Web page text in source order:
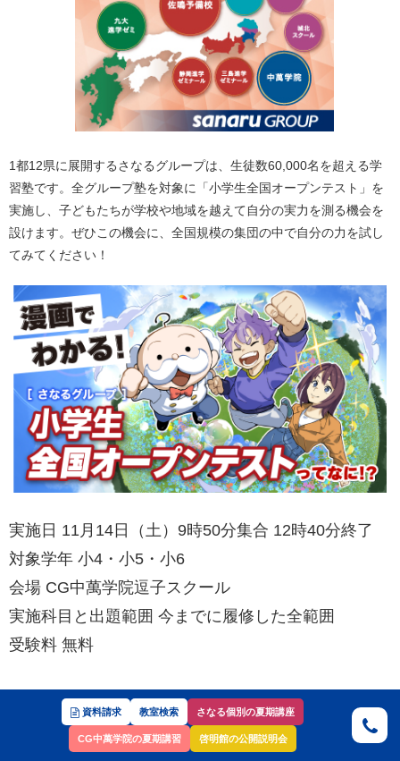
1都12県に展開するさなるグループは、生徒数60,000名を超える学
習塾です。全グループ塾を対象に「小学生全国オープンテスト」を
実施し、子どもたちが学校や地域を越えて自分の実力を測る機会を
設けます。ぜひこの機会に、全国規模の集団の中で自分の力を試し
てみてください！
実施日 11月14日（土）9時50分集合 12時40分終了
対象学年 小4・小5・小6
会場 CG中萬学院逗子スクール
実施科目と出題範囲 今までに履修した全範囲
受験料 無料
資料請求 教室検索 さなる個別の夏期講座
CG中萬学院の夏期講習 啓明館の公開説明会